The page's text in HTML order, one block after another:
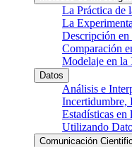
La Práctica de
La
Descripción
Comparación
Modelaje en la
Datos
Análisis e
Incertidumbre,
Estadísticas
Utilizando
Comunicación